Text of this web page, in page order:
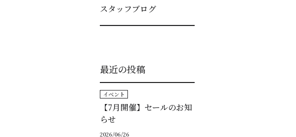
スタッフブログ
最近の投稿
イベント
【7月開催】セールのお知
らせ
2026/06/26